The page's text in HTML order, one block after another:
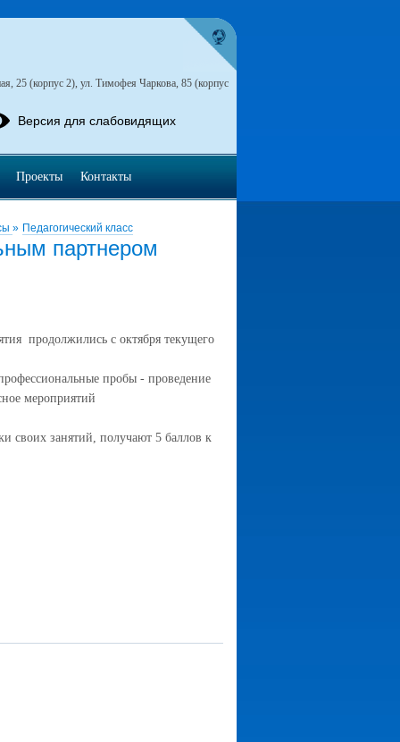
» Педагогический класс
партнером
продолжились с октября текущего
пробы - проведение
мероприятий
своих занятий, получают 5 баллов к
25 (корпус 2), ул. Тимофея Чаркова, 85 (корпус
Версия для слабовидящих
Проекты Контакты